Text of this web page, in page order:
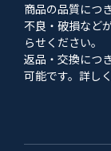
商品の品質につ
不良・破損など
らせください。
返品・交換につ
可能です。詳し